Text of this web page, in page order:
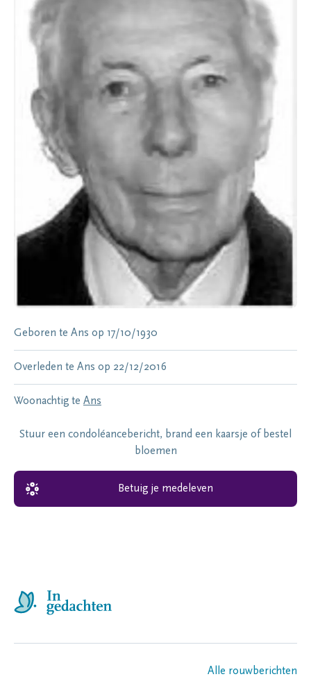
Geboren te Ans op 17/10/1930
Overleden te Ans op 22/12/2016
Woonachtig te Ans
Stuur een condoléancebericht, brand een kaarsje of bestel
bloemen
Betuig je medeleven
Alle rouwberichten